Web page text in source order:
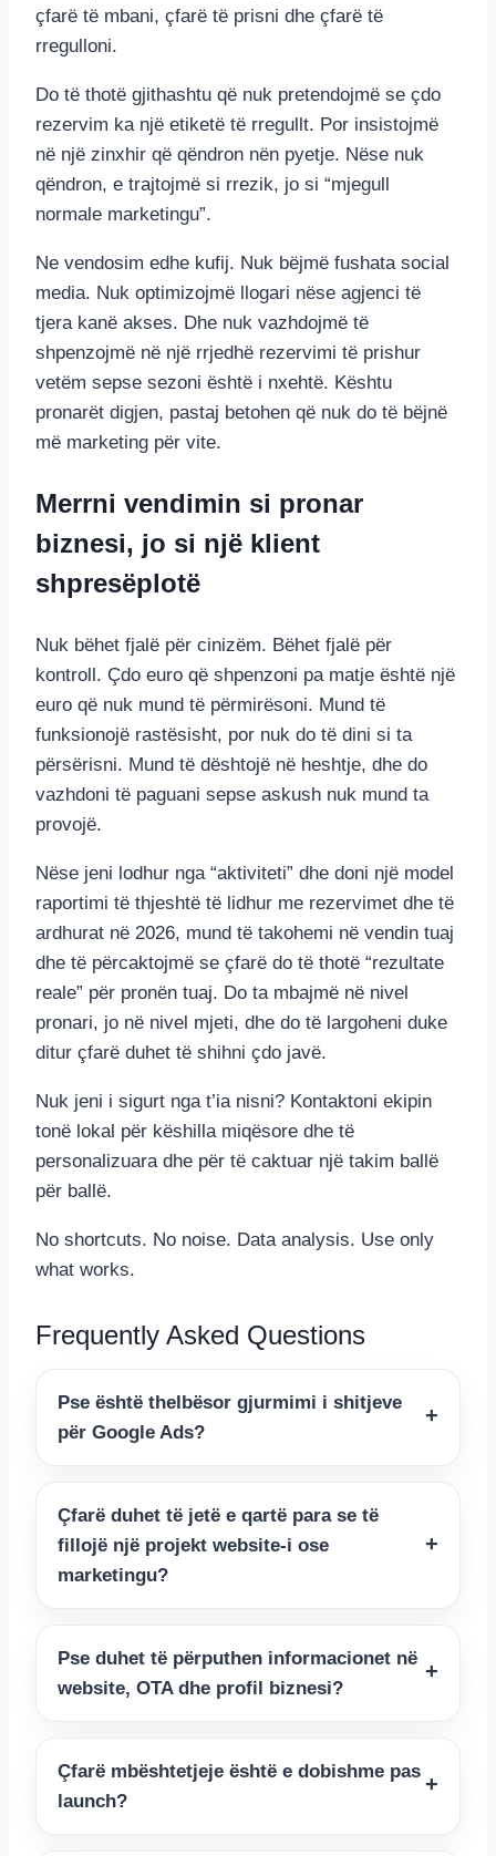
çfarë të mbani, çfarë të prisni dhe çfarë të
rregulloni.
Do të thotë gjithashtu që nuk pretendojmë se çdo
rezervim ka një etiketë të rregullt. Por insistojmë
në një zinxhir që qëndron nën pyetje. Nëse nuk
qëndron, e trajtojmë si rrezik, jo si “mjegull
normale marketingu”.
Ne vendosim edhe kufij. Nuk bëjmë fushata social
media. Nuk optimizojmë llogari nëse agjenci të
tjera kanë akses. Dhe nuk vazhdojmë të
shpenzojmë në një rrjedhë rezervimi të prishur
vetëm sepse sezoni është i nxehtë. Kështu
pronarët digjen, pastaj betohen që nuk do të bëjnë
më marketing për vite.
Merrni vendimin si pronar
biznesi, jo si një klient
shpresëplotë
Nuk bëhet fjalë për cinizëm. Bëhet fjalë për
kontroll. Çdo euro që shpenzoni pa matje është një
euro që nuk mund të përmirësoni. Mund të
funksionojë rastësisht, por nuk do të dini si ta
përsërisni. Mund të dështojë në heshtje, dhe do
vazhdoni të paguani sepse askush nuk mund ta
provojë.
Nëse jeni lodhur nga “aktiviteti” dhe doni një model
raportimi të thjeshtë të lidhur me rezervimet dhe të
ardhurat në 2026, mund të takohemi në vendin tuaj
dhe të përcaktojmë se çfarë do të thotë “rezultate
reale” për pronën tuaj. Do ta mbajmë në nivel
pronari, jo në nivel mjeti, dhe do të largoheni duke
ditur çfarë duhet të shihni çdo javë.
Nuk jeni i sigurt nga t’ia nisni? Kontaktoni ekipin
tonë lokal për këshilla miqësore dhe të
personalizuara dhe për të caktuar një takim ballë
për ballë.
No shortcuts. No noise. Data analysis. Use only
what works.
Frequently Asked Questions
Pse është thelbësor gjurmimi i shitjeve
për Google Ads?
Çfarë duhet të jetë e qartë para se të
fillojë një projekt website-i ose
marketingu?
Pse duhet të përputhen informacionet në
website, OTA dhe profil biznesi?
Çfarë mbështetjeje është e dobishme pas
launch?